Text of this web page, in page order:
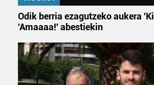
Odik berria ezagutzeko aukera
'Amaaaa!' abestiekin